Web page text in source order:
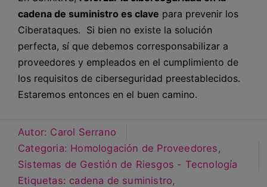
cadena de suministro es clave para prevenir los
Ciberataques. Si bien no existe la solución
perfecta, sí que debemos corresponsabilizar a
proveedores y empleados en el cumplimiento de
los requisitos de ciberseguridad preestablecidos.
Estaremos entonces en el buen camino.
Autor: Carol Serrano
Categoria: Homologación de Proveedores ,
Sistemas de Gestión de Riesgos - Tecnología
Etiquetas: cadena de suministro,